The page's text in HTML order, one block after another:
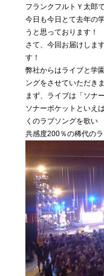
私たちに
ついて
04
れ日記
05
せ
フランクフルトＹ太郎
今日も今日とて去年の
うと思っております！
さて、今回お届けしま
す！
弊社からはライブと学
ングをさせていただきま
まず、ライブは「ソナ
ソナーポケットといえ
くのラブソングを歌い
共感度200％の稀代の